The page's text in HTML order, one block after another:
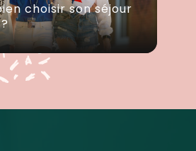
choisir son séjour